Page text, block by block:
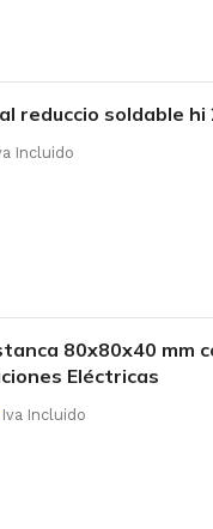
reduccio soldable hi
Incluido
80x80x40 mm
Eléctricas
Iva Incluido